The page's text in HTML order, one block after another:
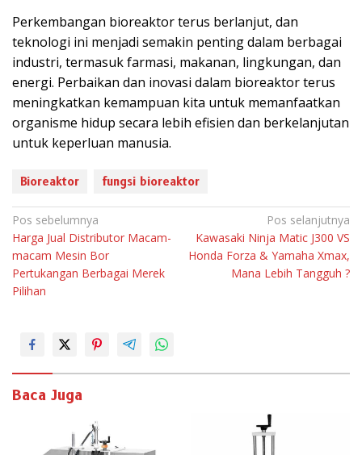
Perkembangan bioreaktor terus berlanjut, dan
teknologi ini menjadi semakin penting dalam berbagai
industri, termasuk farmasi, makanan, lingkungan, dan
energi. Perbaikan dan inovasi dalam bioreaktor terus
meningkatkan kemampuan kita untuk memanfaatkan
organisme hidup secara lebih efisien dan berkelanjutan
untuk keperluan manusia.
Bioreaktor fungsi bioreaktor
N
a
v
i
i
p
Pos sebelumnya
Harga Jual Distributor Macam-
macam Mesin Bor
Pertukangan Berbagai Merek
Pilihan
Pos selanjutnya
Kawasaki Ninja Matic J300 VS
Honda Forza & Yamaha Xmax,
Mana Lebih Tangguh ?
Baca Juga